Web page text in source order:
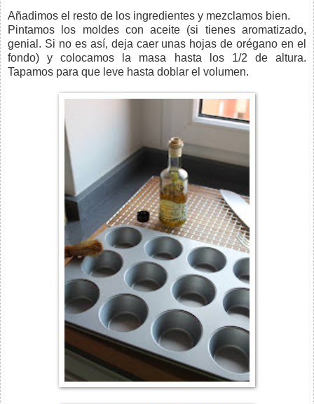
Añadimos el resto de los ingredientes y mezclamos bien.
Pintamos los moldes con aceite (si tienes aromatizado,
genial. Si no es así, deja caer unas hojas de orégano en el
fondo) y colocamos la masa hasta los 1/2 de altura.
Tapamos para que leve hasta doblar el volumen.